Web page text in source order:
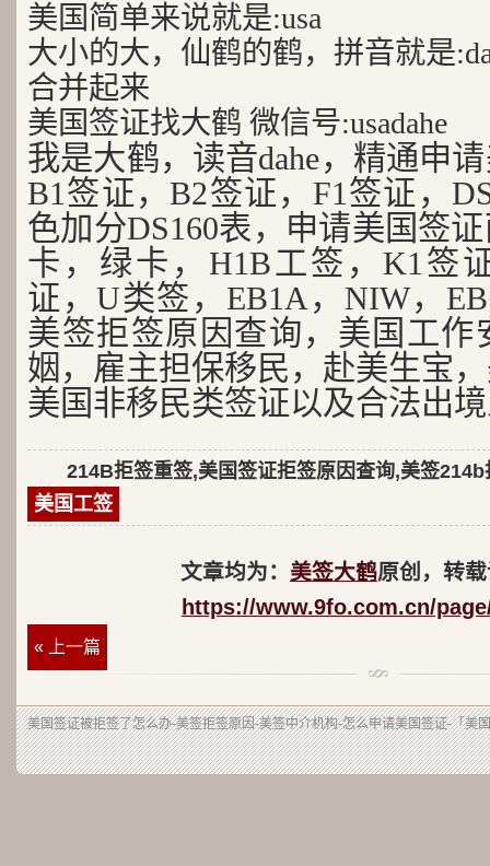
美国简单来说就是:usa
大小的大，仙鹤的鹤，拼音就是
合并起来
美国签证找大鹤 微信号:usadahe
我是大鹤，读音dahe，精通申
B1签证，B2签证，F1签证，
色加分DS160表，申请美国签
卡，绿卡，H1B工签，K1签
证，U类签，EB1A，NIW，
美签拒签原因查询，美国工作
姻，雇主担保移民，赴美生宝
美国非移民类签证以及合法出
214B拒签重签,美国签证拒签原因查询,美签214b
美国工签
文章均为： 美签大鹤原创，转
https://www.9fo.com.cn/
« 上一篇
美国签证被拒签了怎么办-美签拒签原因-美签中介机构-怎么申请美国签证-「美